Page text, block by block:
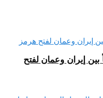
عن اتفاق لـ60 يوماً بين إيران وعمان لفتح